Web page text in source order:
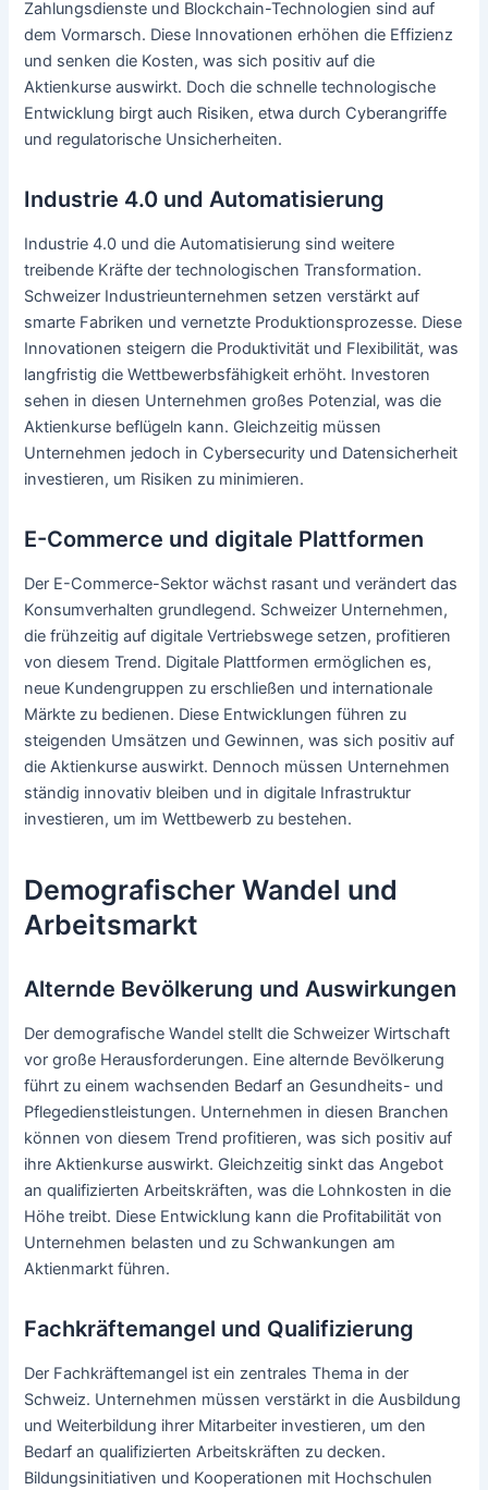
Zahlungsdienste und Blockchain-Technologien sind auf
dem Vormarsch. Diese Innovationen erhöhen die Effizienz
und senken die Kosten, was sich positiv auf die
Aktienkurse auswirkt. Doch die schnelle technologische
Entwicklung birgt auch Risiken, etwa durch Cyberangriffe
und regulatorische Unsicherheiten.
Industrie 4.0 und Automatisierung
Industrie 4.0 und die Automatisierung sind weitere
treibende Kräfte der technologischen Transformation.
Schweizer Industrieunternehmen setzen verstärkt auf
smarte Fabriken und vernetzte Produktionsprozesse. Diese
Innovationen steigern die Produktivität und Flexibilität, was
langfristig die Wettbewerbsfähigkeit erhöht. Investoren
sehen in diesen Unternehmen großes Potenzial, was die
Aktienkurse beflügeln kann. Gleichzeitig müssen
Unternehmen jedoch in Cybersecurity und Datensicherheit
investieren, um Risiken zu minimieren.
E-Commerce und digitale Plattformen
Der E-Commerce-Sektor wächst rasant und verändert das
Konsumverhalten grundlegend. Schweizer Unternehmen,
die frühzeitig auf digitale Vertriebswege setzen, profitieren
von diesem Trend. Digitale Plattformen ermöglichen es,
neue Kundengruppen zu erschließen und internationale
Märkte zu bedienen. Diese Entwicklungen führen zu
steigenden Umsätzen und Gewinnen, was sich positiv auf
die Aktienkurse auswirkt. Dennoch müssen Unternehmen
ständig innovativ bleiben und in digitale Infrastruktur
investieren, um im Wettbewerb zu bestehen.
Demografischer Wandel und
Arbeitsmarkt
Alternde Bevölkerung und Auswirkungen
Der demografische Wandel stellt die Schweizer Wirtschaft
vor große Herausforderungen. Eine alternde Bevölkerung
führt zu einem wachsenden Bedarf an Gesundheits- und
Pflegedienstleistungen. Unternehmen in diesen Branchen
können von diesem Trend profitieren, was sich positiv auf
ihre Aktienkurse auswirkt. Gleichzeitig sinkt das Angebot
an qualifizierten Arbeitskräften, was die Lohnkosten in die
Höhe treibt. Diese Entwicklung kann die Profitabilität von
Unternehmen belasten und zu Schwankungen am
Aktienmarkt führen.
Fachkräftemangel und Qualifizierung
Der Fachkräftemangel ist ein zentrales Thema in der
Schweiz. Unternehmen müssen verstärkt in die Ausbildung
und Weiterbildung ihrer Mitarbeiter investieren, um den
Bedarf an qualifizierten Arbeitskräften zu decken.
Bildungsinitiativen und Kooperationen mit Hochschulen